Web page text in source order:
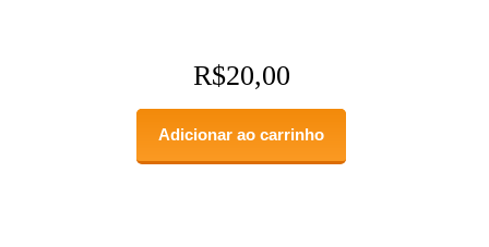
R$20,00
Adicionar ao carrinho